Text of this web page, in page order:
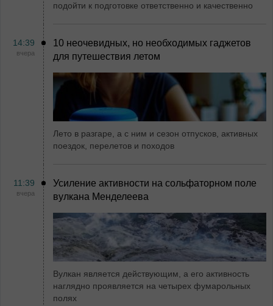
подойти к подготовке ответственно и качественно
14:39
вчера
10 неочевидных, но необходимых гаджетов
для путешествия летом
Лето в разгаре, а с ним и сезон отпусков, активных
поездок, перелетов и походов
11:39
вчера
Усиление активности на сольфаторном поле
вулкана Менделеева
Вулкан является действующим, а его активность
наглядно проявляется на четырех фумарольных
полях